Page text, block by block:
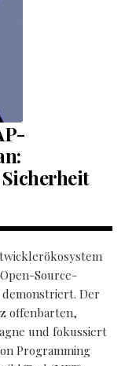
Source-
Der
offenbarten,
und fokussiert
Programming